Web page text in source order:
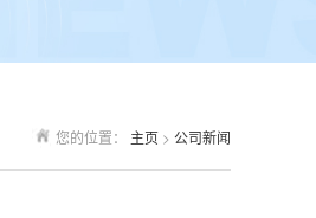
您的位置： 主页 > 公司新闻